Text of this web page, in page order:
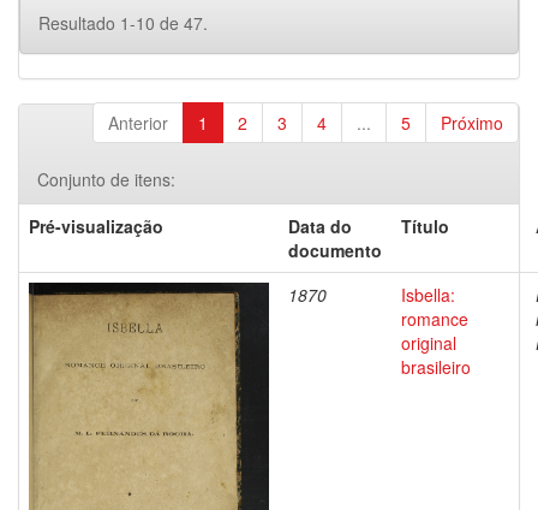
Resultado 1-10 de 47.
Anterior 1 2 3 4 ... 5 Próximo
Conjunto de itens:
Pré-visualização
Data do
documento
Título
1870
Isbella:
romance
original
brasileiro